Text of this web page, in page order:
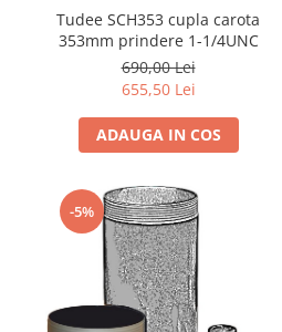
Tudee SCH353 cupla carota
353mm prindere 1-1/4UNC
690,00 Lei
655,50 Lei
ADAUGA IN COS
-5%